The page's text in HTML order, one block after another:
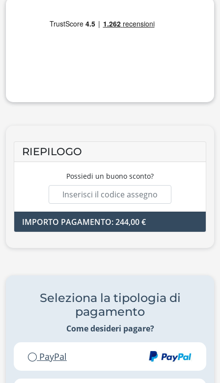
RIEPILOGO
Possiedi un buono sconto?
IMPORTO PAGAMENTO: 244,00 €
Seleziona la tipologia di
pagamento
Come desideri pagare?
PayPal